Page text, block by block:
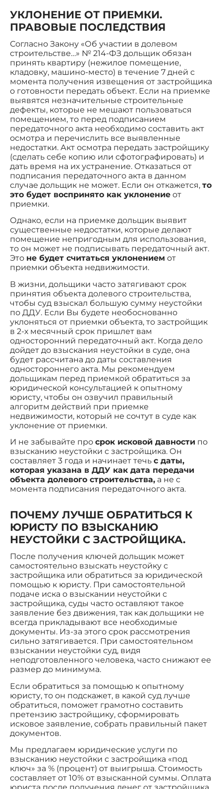
УКЛОНЕНИЕ ОТ ПРИЕМКИ.
ПРАВОВЫЕ ПОСЛЕДСТВИЯ
Согласно Закону «Об участии в долевом
строительстве…» № 214-ФЗ дольщик обязан
принять квартиру (нежилое помещение,
кладовку, машино-место) в течение 7 дней с
момента получения извещения от застройщика
о готовности передать объект. Если на приемке
выявятся незначительные строительные
дефекты, которые не мешают пользоваться
помещением, то перед подписанием
передаточного акта необходимо составить акт
осмотра и перечислить все выявленные
недостатки. Акт осмотра передать застройщику
(сделать себе копию или сфотографировать) и
дать время на их устранение. Отказаться от
подписания передаточного акта в данном
случае дольщик не может. Если он откажется, то
это будет воспринято как уклонение от
приемки.
Однако, если на приемке дольщик выявит
существенные недостатки, которые делают
помещение непригодным для использования,
то он может не подписывать передаточный акт.
Это не будет считаться уклонением от
приемки объекта недвижимости.
В жизни, дольщики часто затягивают срок
принятия объекта долевого строительства,
чтобы суд взыскал большую сумму неустойки
по ДДУ. Если Вы будете необоснованно
уклоняться от приемки объекта, то застройщик
в 2-х месячный срок пришлет вам
односторонний передаточный акт. Когда дело
дойдет до взыскания неустойки в суде, она
будет рассчитана до даты составления
одностороннего акта. Мы рекомендуем
дольщикам перед приемкой обратиться за
юридической консультацией к опытному
юристу, чтобы он озвучил правильный
алгоритм действий при приемке
недвижимости, который не сочтут в суде как
уклонение от приемки.
И не забывайте про срок исковой давности по
взысканию неустойки с застройщика. Он
составляет 3 года и начинает течь с даты,
которая указана в ДДУ как дата передачи
объекта долевого строительства, а не с
момента подписания передаточного акта.
ПОЧЕМУ ЛУЧШЕ ОБРАТИТЬСЯ К
ЮРИСТУ ПО ВЗЫСКАНИЮ
НЕУСТОЙКИ С ЗАСТРОЙЩИКА.
После получения ключей дольщик может
самостоятельно взыскать неустойку с
застройщика или обратиться за юридической
помощью к юристу. При самостоятельной
подаче иска о взыскании неустойки с
застройщика, суды часто оставляют такое
заявление без движения, так как дольщики не
всегда прикладывают все необходимые
документы. Из-за этого срок рассмотрения
сильно затягивается. При самостоятельном
взыскании неустойки суд, видя
неподготовленного человека, часто снижают ее
размер до минимума.
Если обратиться за помощью к опытному
юристу, то он подскажет, в какой суд лучше
обратиться, поможет грамотно составить
претензию застройщику, сформировать
исковое заявление, собрать правильный пакет
документов.
Мы предлагаем юридические услуги по
взысканию неустойки с застройщика «под
ключ» за % (процент) от выигрыша. Стоимость
составляет от 10% от взысканной суммы. Оплата